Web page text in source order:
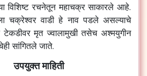
विशिष्ट रचनेतून महाचक्र साकारले आहे.
चक्रेश्वर वाडी हे नाव पडले असल्याचे
टेकडीवर मृत ज्वालामुखी तसेच अश्मयुगीन
सांगितले जाते.
उपयुक्त माहिती